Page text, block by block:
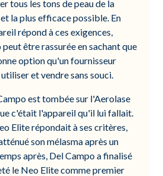
tous les tons de peau de la
la plus efficace possible. En
répond à ces exigences,
être rassurée en sachant que
option qu'un fournisseur
et vendre sans souci.
est tombée sur l'Aerolase
c'était l'appareil qu'il lui fallait.
Elite répondait à ses critères,
son mélasma après un
après, Del Campo a finalisé
le Neo Elite comme premier